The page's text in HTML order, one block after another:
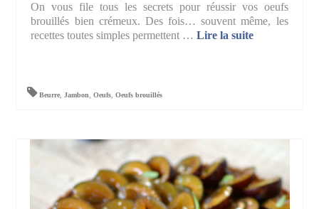
On vous file tous les secrets pour réussir vos oeufs
brouillés bien crémeux. Des fois… souvent même, les
recettes toutes simples permettent …Lire la suite­­
Beurre,Jambon,Oeufs,Oeufs brouillés